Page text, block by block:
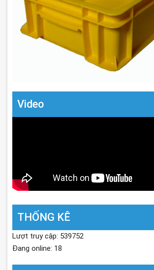
Video
THỐNG KÊ
Lượt truy cập: 539752
Đang online: 18